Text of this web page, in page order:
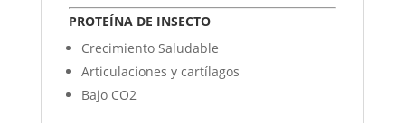
PROTEÍNA DE INSECTO
Crecimiento Saludable
Articulaciones y cartílagos
Bajo CO2